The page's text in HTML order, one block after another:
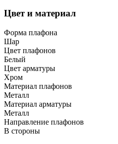
Цвет и материал
Форма плафона
Шар
Цвет плафонов
Белый
Цвет арматуры
Хром
Материал плафонов
Металл
Материал арматуры
Металл
Направление плафонов
В стороны